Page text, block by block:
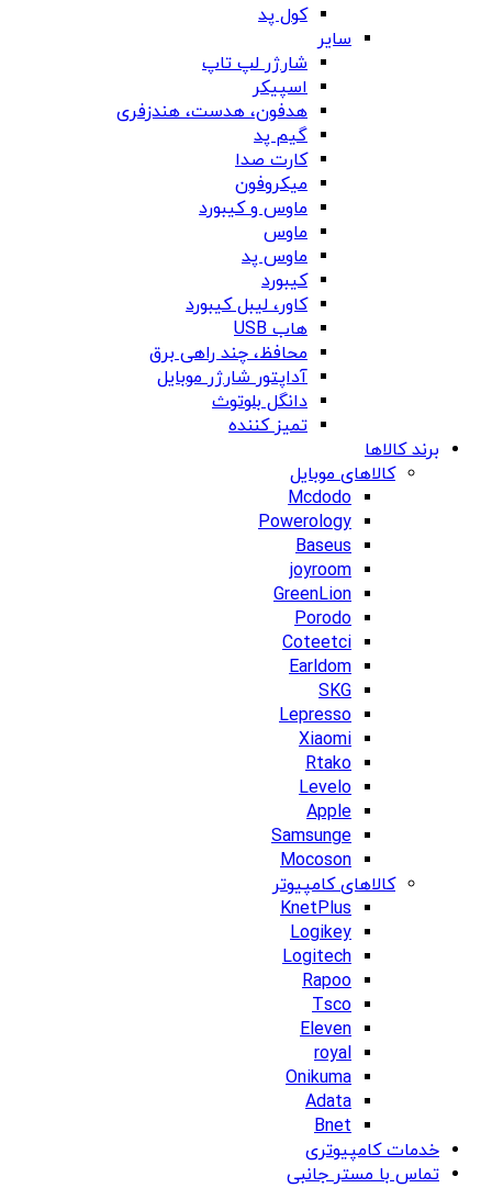
کول پد
سایر
شارژر لپ تاپ
اسپیکر
هدفون، هدست، هندزفری
گیم پد
کارت صدا
میکروفون
ماوس و کیبورد
ماوس
ماوس پد
کیبورد
کاور، لیبل کیبورد
هاب USB
محافظ، چند راهی برق
آداپتور شارژر موبایل
دانگل بلوتوث
تمیز کننده
برند کالاها
کالاهای موبایل
Mcdodo
Powerology
Baseus
joyroom
GreenLion
Porodo
Coteetci
Earldom
SKG
Lepresso
Xiaomi
Rtako
Levelo
Apple
Samsunge
Mocoson
کالاهای کامپیوتر
KnetPlus
Logikey
Logitech
Rapoo
Tsco
Eleven
royal
Onikuma
Adata
Bnet
خدمات کامپیوتری
تماس با مستر جانبی